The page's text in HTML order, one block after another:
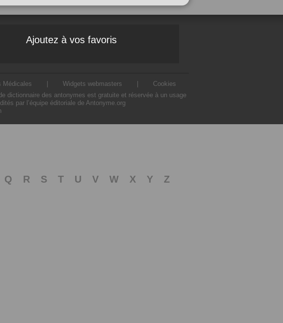
Ajoutez à vos favoris
Médicales Widgets webmasters
Cookies
dictionnaire des antonymes est gratuite et réservée à un usage
par l’équipe éditoriale de Antonyme.org
Q R S T U V W X Y
Z